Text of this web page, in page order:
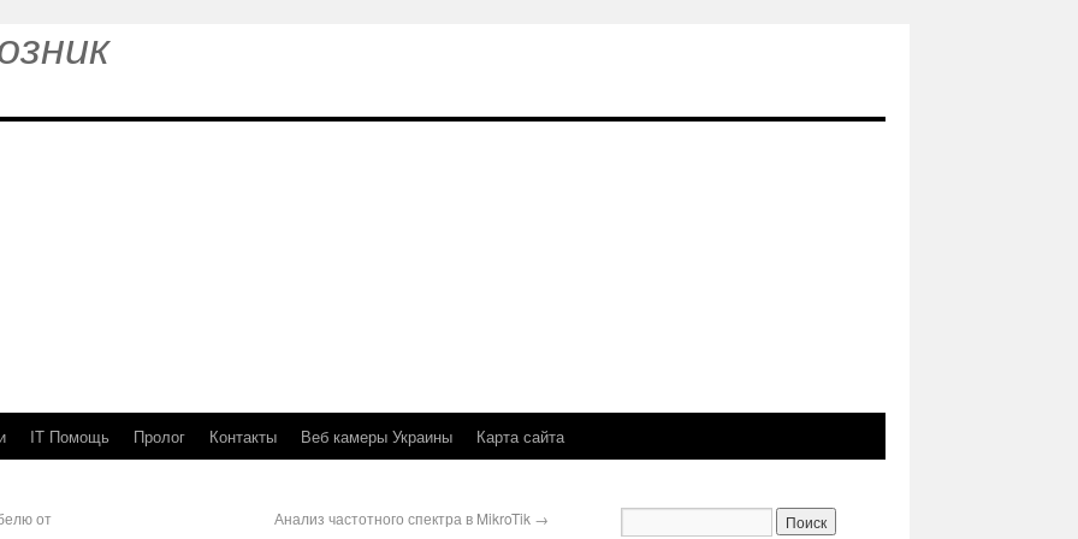
IT Помощь Пролог Контакты Веб камеры Украины Карта сайта
от Анализ частотного спектра в MikroTik →